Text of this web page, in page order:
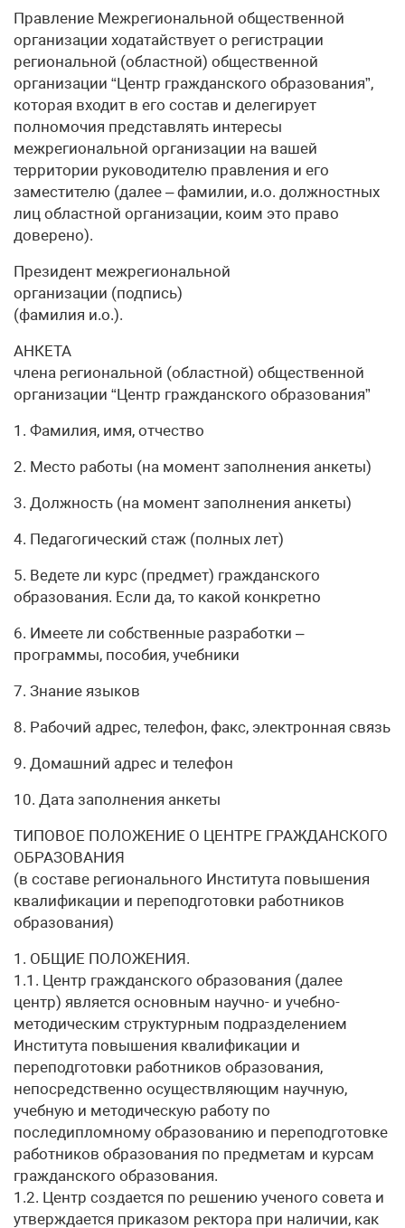
Правление Межрегиональной общественной
организации ходатайствует о регистрации
региональной (областной) общественной
организации “Центр гражданского образования”,
которая входит в его состав и делегирует
полномочия представлять интересы
межрегиональной организации на вашей
территории руководителю правления и его
заместителю (далее – фамилии, и.о. должностных
лиц областной организации, коим это право
доверено).
Президент межрегиональной
организации (подпись)
(фамилия и.о.).
АНКЕТА
члена региональной (областной) общественной
организации “Центр гражданского образования”
1. Фамилия, имя, отчество
2. Место работы (на момент заполнения анкеты)
3. Должность (на момент заполнения анкеты)
4. Педагогический стаж (полных лет)
5. Ведете ли курс (предмет) гражданского
образования. Если да, то какой конкретно
6. Имеете ли собственные разработки –
программы, пособия, учебники
7. Знание языков
8. Рабочий адрес, телефон, факс, электронная связь
9. Домашний адрес и телефон
10. Дата заполнения анкеты
ТИПОВОЕ ПОЛОЖЕНИЕ О ЦЕНТРЕ ГРАЖДАНСКОГО
ОБРАЗОВАНИЯ
(в составе регионального Института повышения
квалификации и переподготовки работников
образования)
1. ОБЩИЕ ПОЛОЖЕНИЯ.
1.1. Центр гражданского образования (далее
центр) является основным научно- и учебно-
методическим структурным подразделением
Института повышения квалификации и
переподготовки работников образования,
непосредственно осуществляющим научную,
учебную и методическую работу по
последипломному образованию и переподготовке
работников образования по предметам и курсам
гражданского образования.
1.2. Центр создается по решению ученого совета и
утверждается приказом ректора при наличии, как